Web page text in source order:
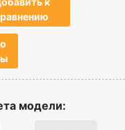
модели: